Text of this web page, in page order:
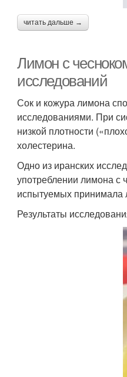
читать дальше →
Лимон с
исследований
Сок и кожура лимона
исследованиями. При
низкой плотности
холестерина.
Одно из иранских
употреблении лимона с
испытуемых принимала
Результаты